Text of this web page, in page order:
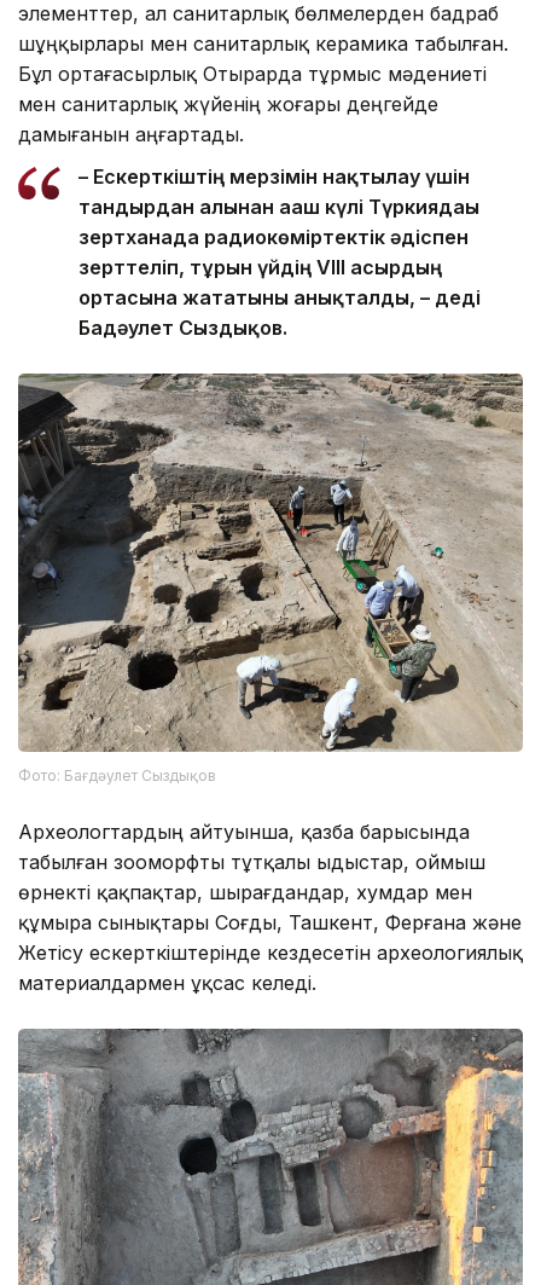
элементтер, ал санитарлық бөлмелерден бадраб
шұңқырлары мен санитарлық керамика табылған.
Бұл ортағасырлық Отырарда тұрмыс мәдениеті
мен санитарлық жүйенің жоғары деңгейде
дамығанын аңғартады.
– Ескерткіштің мерзімін нақтылау үшін
тандырдан алынған ағаш күлі Түркиядағы
зертханада радиокөміртектік әдіспен
зерттеліп, тұрғын үйдің VIII ғасырдың
ортасына жататыны анықталды, – деді
Бағдәулет Сыздықов.
Фото: Бағдәулет Сыздықов
Археологтардың айтуынша, қазба барысында
табылған зооморфты тұтқалы ыдыстар, оймыш
өрнекті қақпақтар, шырағдандар, хумдар мен
құмыра сынықтары Соғды, Ташкент, Ферғана және
Жетісу ескерткіштерінде кездесетін археологиялық
материалдармен ұқсас келеді.